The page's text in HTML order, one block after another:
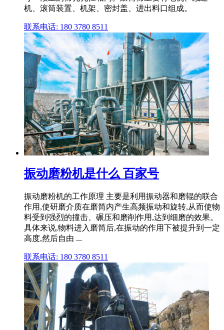
机、滚筒装置、机架、密封盖、进出料口组成。
联系电话: 180 3780 8511
振动磨粉机是什么 百家号
振动磨粉机的工作原理 主要是利用振动器和磨辊的联合
作用,使研磨介质在磨筒内产生高频振动和旋转,从而使物
料受到强烈的撞击、碾压和磨削作用,达到细磨的效果。
具体来说,物料进入磨筒后,在振动的作用下被提升到一定
高度,然后自由 ...
联系电话: 180 3780 8511